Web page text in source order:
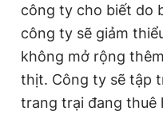
công ty cho biết do
công ty sẽ giảm
không mở rộng
thịt. Công ty sẽ tập
trang trại đang thuê